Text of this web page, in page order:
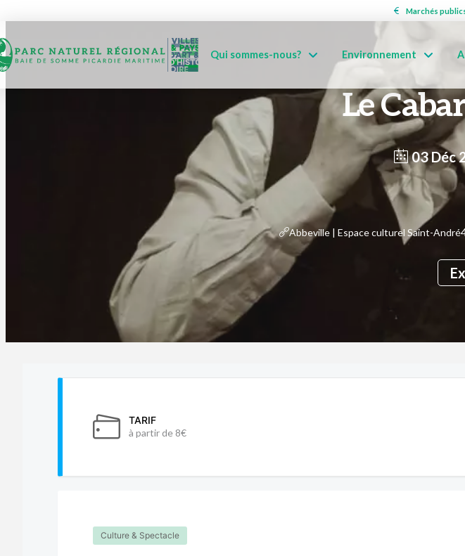
Marchés
Qui sommes-nous? Environnement
Le
03 Déc
Abbeville | Espace culturel Saint-André
TARIF
à partir de 8€
Culture & Spectacle